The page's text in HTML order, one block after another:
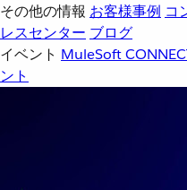
その他の情報 お客様事例 コ
レスセンター ブログ
イベント MuleSoft
ント